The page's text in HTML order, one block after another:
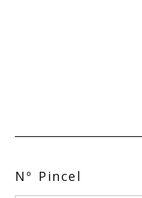
Nº Pincel